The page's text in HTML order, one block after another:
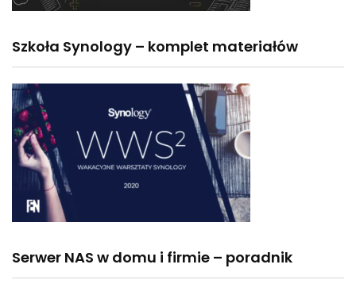
Szkoła Synology – komplet materiałów
Serwer NAS w domu i firmie – poradnik